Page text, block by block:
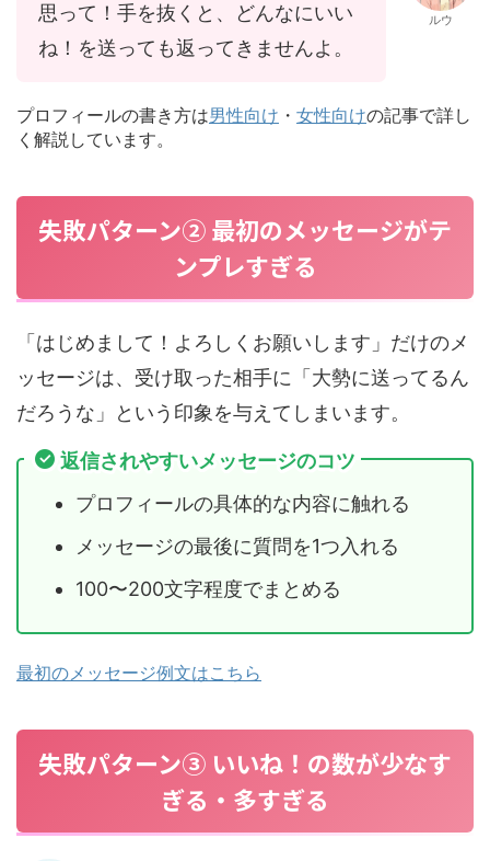
思って！手を抜くと、どんなにいい
ね！を送っても返ってきませんよ。
ルウ
プロフィールの書き方は男性向け ・ 女性向けの記事で詳し
く解説しています。
失敗パターン② 最初のメッセージがテ
ンプレすぎる
「はじめまして！よろしくお願いします」だけのメ
ッセージは、受け取った相手に「大勢に送ってるん
だろうな」という印象を与えてしまいます。
返信されやすいメッセージのコツ
プロフィールの具体的な内容に触れる
メッセージの最後に質問を1つ入れる
100〜200文字程度でまとめる
最初のメッセージ例文はこちら
失敗パターン③ いいね！の数が少なす
ぎる・多すぎる